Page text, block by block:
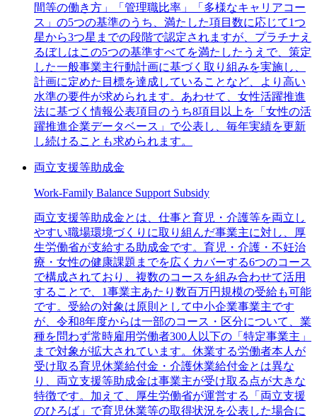
間等の働き方」「管理職比率」「多様なキャリアコー
ス」の5つの基準のうち、満たした項目数に応じて1つ
星から3つ星までの段階で認定されますが、プラチナえ
るぼしはこの5つの基準すべてを満たしたうえで、策定
した一般事業主行動計画に基づく取り組みを実施し、
計画に定めた目標を達成していることなど、より高い
水準の要件が求められます。あわせて、女性活躍推進
法に基づく情報公表項目のうち8項目以上を「女性の活
躍推進企業データベース」で公表し、毎年実績を更新
し続けることも求められます。
両立支援等助成金
Work-Family Balance Support Subsidy
両立支援等助成金とは、仕事と育児・介護等を両立し
やすい職場環境づくりに取り組んだ事業主に対し、厚
生労働省が支給する助成金です。育児・介護・不妊治
療・女性の健康課題までを広くカバーする6つのコース
で構成されており、複数のコースを組み合わせて活用
することで、1事業主あたり数百万円規模の受給も可能
です。受給の対象は原則として中小企業事業主です
が、令和8年度からは一部のコース・区分について、業
種を問わず常時雇用労働者300人以下の「特定事業主」
まで対象が拡大されています。休業する労働者本人が
受け取る育児休業給付金・介護休業給付金とは異な
り、両立支援等助成金は事業主が受け取る点が大きな
特徴です。加えて、厚生労働省が運営する「両立支援
のひろば」で育児休業等の取得状況を公表した場合に